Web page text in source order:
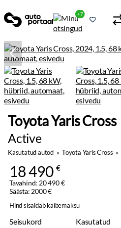
+7
Toyota Yaris Cross
Active
Kasutatud autod »Toyota Yaris Cross »
18 490 €
Tavahind: 20 490 €
Säästa: 2000 €
Hind sisaldab käibemaksu
Seisukord
Kasutatud